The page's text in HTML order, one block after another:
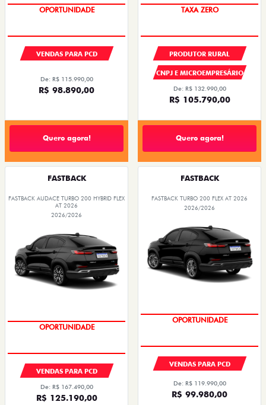
OPORTUNIDADE
VENDAS PARA PCD
De: R$ 115.990,00
R$ 98.890,00
Quero agora!
TAXA ZERO
PRODUTOR RURAL
CNPJ E MICROEMPRESÁRIO
De: R$ 132.990,00
R$ 105.790,00
Quero agora!
FASTBACK
FASTBACK AUDACE TURBO 200 HYBRID FLEX
AT 2026
2026/2026
OPORTUNIDADE
VENDAS PARA PCD
De: R$ 167.490,00
R$ 125.190,00
FASTBACK
FASTBACK TURBO 200 FLEX AT 2026
2026/2026
OPORTUNIDADE
VENDAS PARA PCD
De: R$ 119.990,00
R$ 99.980,00